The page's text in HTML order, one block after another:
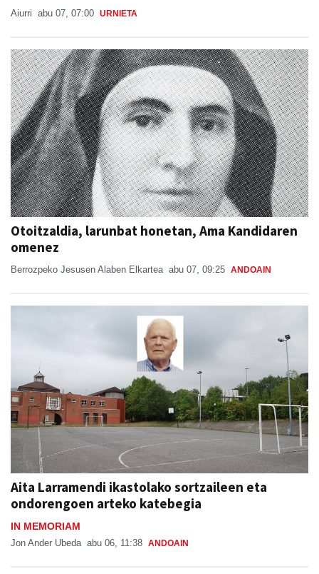
Aiurri abu 07, 07:00 URNIETA
Otoitzaldia, larunbat honetan, Ama Kandidaren
omenez
Berrozpeko Jesusen Alaben Elkartea abu 07, 09:25 ANDOAIN
Aita Larramendi ikastolako sortzaileen eta
ondorengoen arteko katebegia
IN MEMORIAM
Jon Ander Ubeda abu 06, 11:38 ANDOAIN